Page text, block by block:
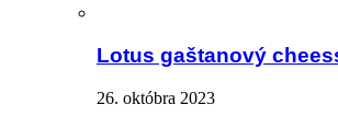
Lotus gaštanový
26. októbra 2023